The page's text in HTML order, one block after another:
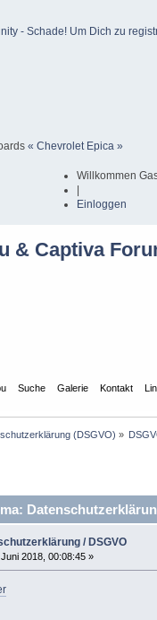
- Schade! Um Dich zu
« Chevrolet Epica »
Willkommen
Einloggen
Suche Galerie Kontakt
(DSGVO) »
/ DSGVO
2018, 00:08:45 »